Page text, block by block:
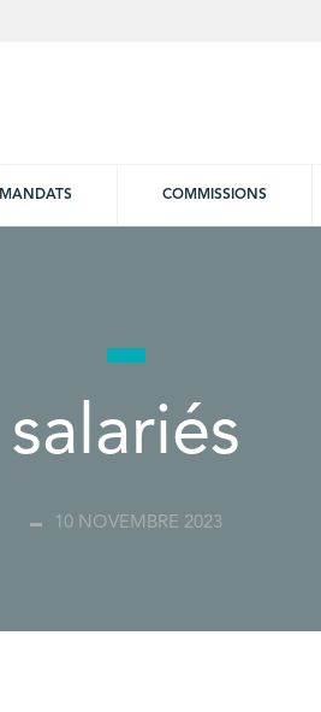
MANDATS COMMISSIONS
salariés
10 NOVEMBRE 2023